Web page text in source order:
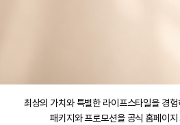
최상의 가치와 특별한 라이프스타일을 경
패키지와 프로모션을 공식 홈페이